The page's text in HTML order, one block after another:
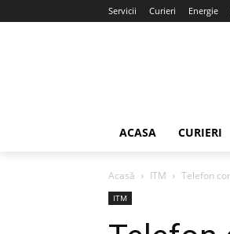
Servicii Curieri Energie
ACASA CURIERI
Acasă ITM Telefon
ITM